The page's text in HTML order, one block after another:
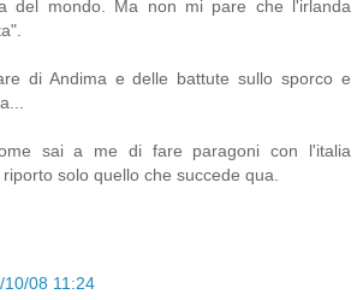
del mondo. Ma non mi pare che l'irlanda
di Andima e delle battute sullo sporco e
sai a me di fare paragoni con l'italia
solo quello che succede qua.
10/08 11:24